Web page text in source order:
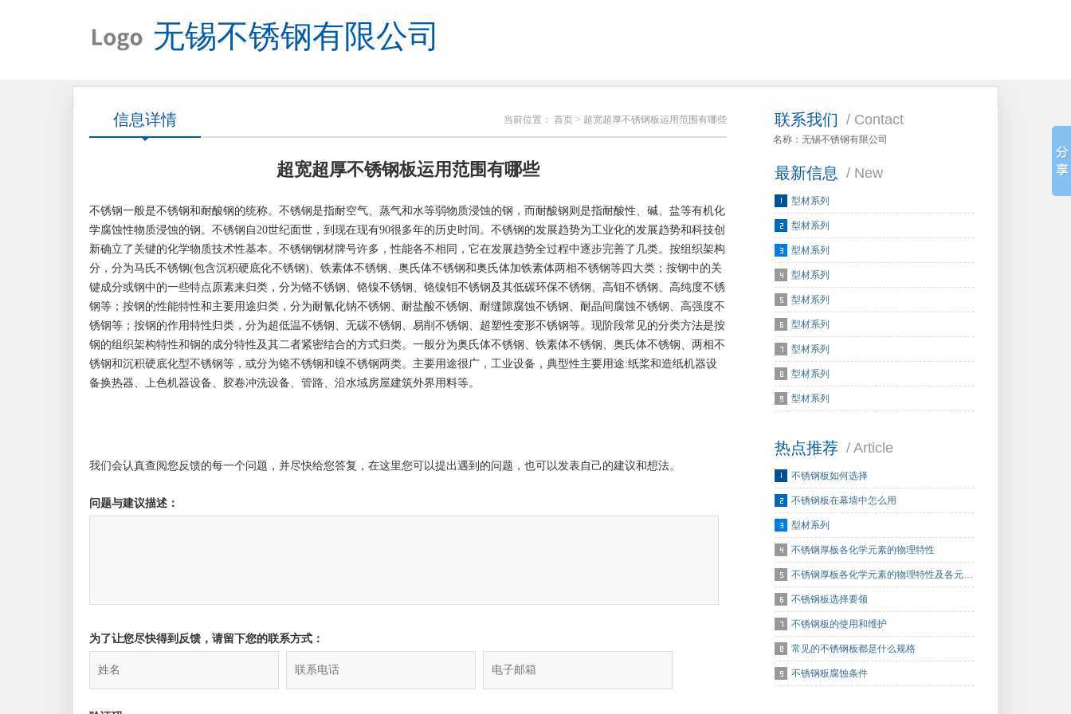
无锡不锈钢有限公司
联系我们 / Contact
名称：无锡不锈钢有限公司
最新信息 / New
型材系列
型材系列
型材系列
型材系列
型材系列
型材系列
型材系列
型材系列
型材系列
热点推荐 / Article
不锈钢板如何选择
不锈钢板在幕墙中怎么用
型材系列
不锈钢厚板各化学元素的物理特性
不锈钢厚板各化学元素的物理特性及各元…
不锈钢板选择要领
不锈钢板的使用和维护
常见的不锈钢板都是什么规格
不锈钢板腐蚀条件
信息详情 当前位置： 首页 > 超宽超厚不锈钢板运用范围有哪些
超宽超厚不锈钢板运用范围有哪些
不锈钢一般是不锈钢和耐酸钢的统称。不锈钢是指耐空气、蒸气和水等弱物质浸蚀的钢，而耐酸钢则是指耐酸性、碱、盐等有机化
学腐蚀性物质浸蚀的钢。不锈钢自20世纪面世，到现在现有90很多年的历史时间。不锈钢的发展趋势为工业化的发展趋势和科技创
新确立了关键的化学物质技术性基本。不锈钢钢材牌号许多，性能各不相同，它在发展趋势全过程中逐步完善了几类。按组织架构
分，分为马氏不锈钢(包含沉积硬底化不锈钢)、铁素体不锈钢、奥氏体不锈钢和奥氏体加铁素体两相不锈钢等四大类；按钢中的关
键成分或钢中的一些特点原素来归类，分为铬不锈钢、铬镍不锈钢、铬镍钼不锈钢及其低碳环保不锈钢、高钼不锈钢、高纯度不锈
钢等；按钢的性能特性和主要用途归类，分为耐氰化钠不锈钢、耐盐酸不锈钢、耐缝隙腐蚀不锈钢、耐晶间腐蚀不锈钢、高强度不
锈钢等；按钢的作用特性归类，分为超低温不锈钢、无碳不锈钢、易削不锈钢、超塑性变形不锈钢等。现阶段常见的分类方法是按
钢的组织架构特性和钢的成分特性及其二者紧密结合的方式归类。一般分为奥氏体不锈钢、铁素体不锈钢、奥氏体不锈钢、两相不
锈钢和沉积硬底化型不锈钢等，或分为铬不锈钢和镍不锈钢两类。主要用途很广，工业设备，典型性主要用途:纸桨和造纸机器设
备换热器、上色机器设备、胶卷冲洗设备、管路、沿水域房屋建筑外界用料等。
我们会认真查阅您反馈的每一个问题，并尽快给您答复，在这里您可以提出遇到的问题，也可以发表自己的建议和想法。
问题与建议描述：
为了让您尽快得到反馈，请留下您的联系方式：